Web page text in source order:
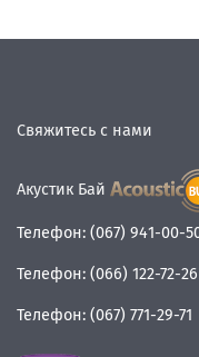
Свяжитесь с нами
Акустик Бай
Телефон: (067) 941-00-
Телефон: (066) 122-72-26
Телефон: (067) 771-29-71